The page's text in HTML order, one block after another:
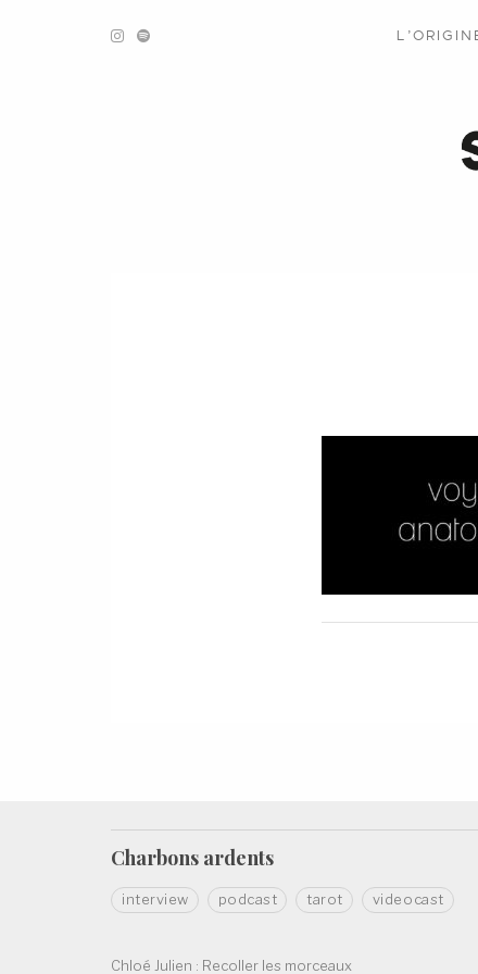
Charbons ardents
interview podcast tarot videocast
Chloé Julien : Recoller les morceaux